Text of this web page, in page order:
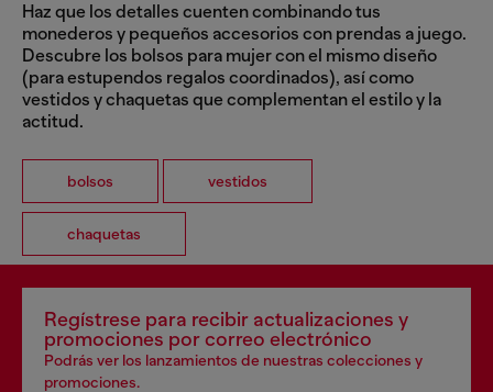
Haz que los detalles cuenten combinando tus
monederos y pequeños accesorios con prendas a juego.
Descubre los bolsos para mujer con el mismo diseño
(para estupendos regalos coordinados), así como
vestidos y chaquetas que complementan el estilo y la
actitud.
bolsos vestidos
chaquetas
Regístrese para recibir actualizaciones y
promociones por correo electrónico
Podrás ver los lanzamientos de nuestras colecciones y
promociones.